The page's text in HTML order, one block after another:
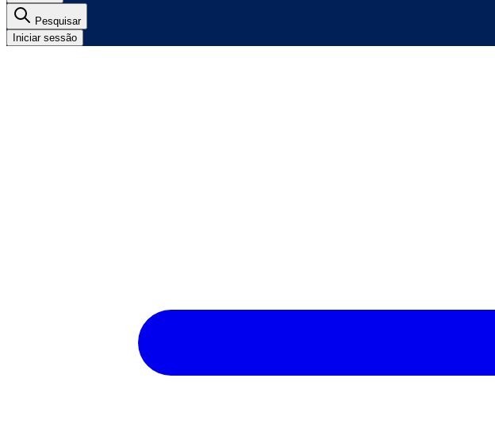
Pesquisar
Iniciar sessão